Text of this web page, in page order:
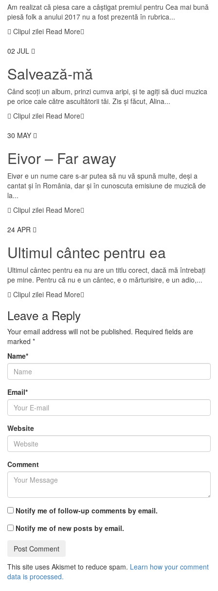
Am realizat că piesa care a câștigat premiul pentru Cea mai bună
piesă folk a anului 2017 nu a fost prezentă în rubrica...
Clipul zilei Read More
02 JUL
Salvează-mă
Când scoți un album, prinzi cumva aripi, și te agiți să duci muzica
pe orice cale către ascultătorii tăi. Zis și făcut, Alina...
Clipul zilei Read More
30 MAY
Eivor – Far away
Eivør e un nume care s-ar putea să nu vă spună multe, deși a
cantat și în România, dar și în cunoscuta emisiune de muzică de
la...
Clipul zilei Read More
24 APR
Ultimul cântec pentru ea
Ultimul cântec pentru ea nu are un titlu corect, dacă mă întrebați
pe mine. Pentru că nu e un cântec, e o mărturisire, e un adio,...
Clipul zilei Read More
Leave a Reply
Your email address will not be published. Required fields are
marked *
Name*
Email*
Website
Comment
Notify me of follow-up comments by email.
Notify me of new posts by email.
This site uses Akismet to reduce spam. Learn how your comment
data is processed.